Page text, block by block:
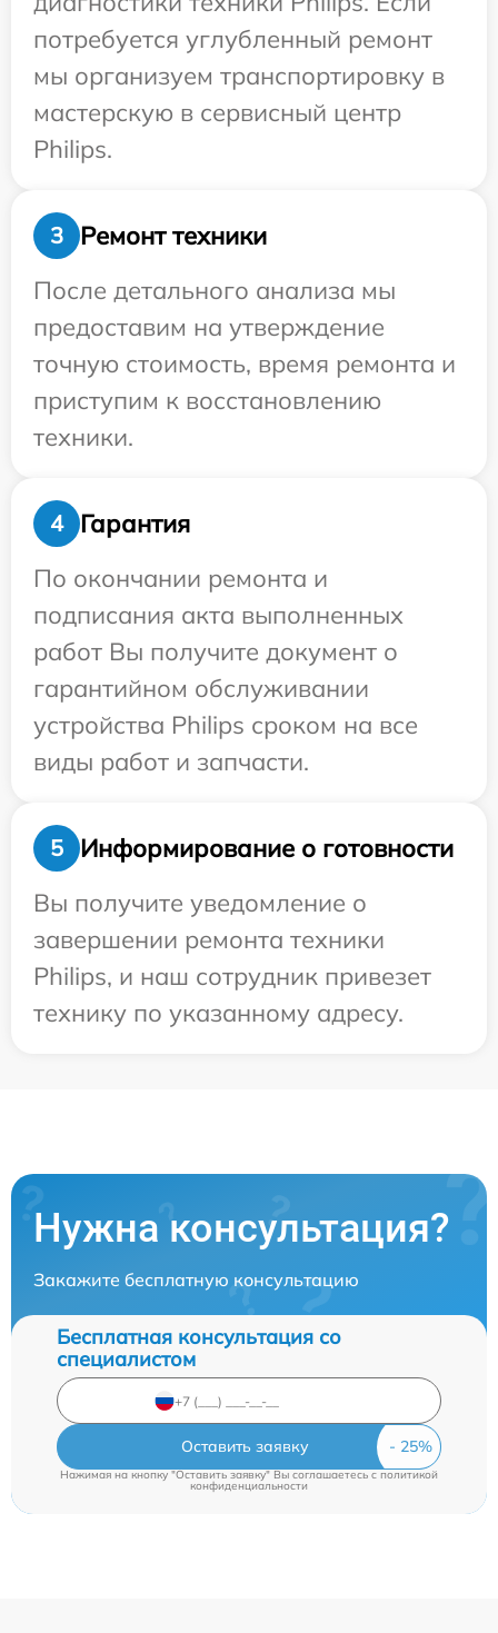
потребуется углубленный ремонт
мы организуем транспортировку в
мастерскую в сервисный центр
Philips.
3
Ремонт техники
После детального анализа мы
предоставим на утверждение
точную стоимость, время ремонта и
приступим к восстановлению
техники.
4
Гарантия
По окончании ремонта и
подписания акта выполненных
работ Вы получите документ о
гарантийном обслуживании
устройства Philips сроком на все
виды работ и запчасти.
5
Информирование о готовности
Вы получите уведомление о
завершении ремонта техники
Philips, и наш сотрудник привезет
технику по указанному адресу.
Нужна консультация?
Закажите бесплатную консультацию
Бесплатная консультация со
специалистом
Оставить заявку
Нажимая на кнопку "Оставить заявку" Вы соглашаетесь c политикой
конфиденциальности